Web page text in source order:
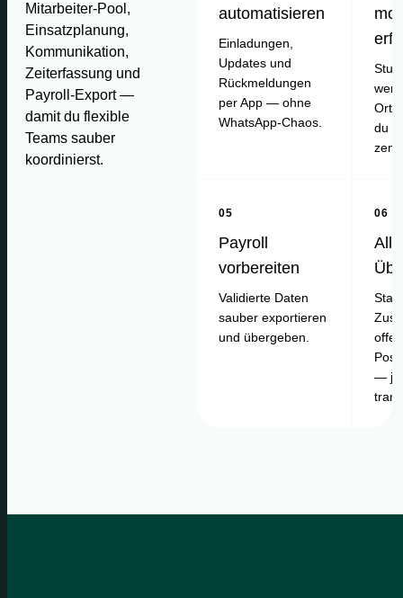
Mitarbeiter-Pool,
Einsatzplanung,
Kommunikation,
Zeiterfassung und
Payroll-Export —
damit du flexible
Teams sauber
koordinierst.
automatisieren
Einladungen,
Updates und
Rückmeldungen
per App — ohne
WhatsApp-Chaos.
Ort
du
05
Payroll
vorbereiten
Validierte Daten
sauber exportieren
und übergeben.
06
—